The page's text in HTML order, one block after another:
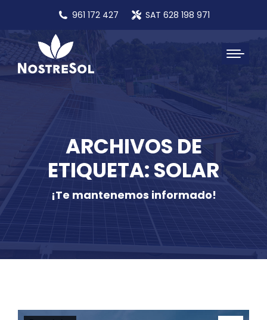
961 172 427 SAT 628 198 971
ARCHIVOS DE
ETIQUETA: SOLAR
¡Te mantenemos informado!